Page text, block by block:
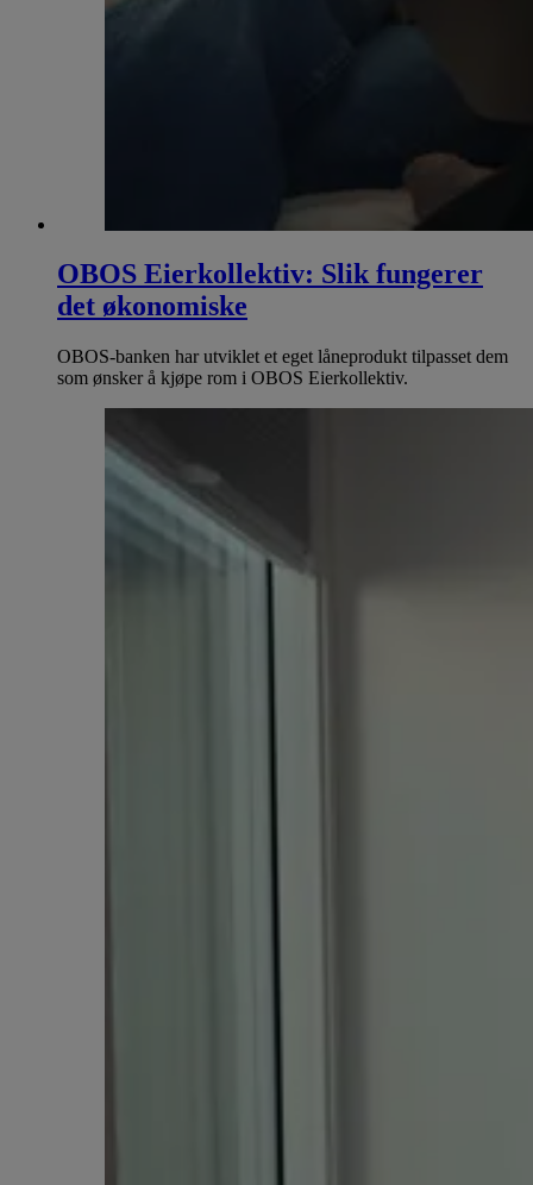
OBOS Eierkollektiv: Slik fungerer
det økonomiske
OBOS-banken har utviklet et eget låneprodukt tilpasset dem
som ønsker å kjøpe rom i OBOS Eierkollektiv.